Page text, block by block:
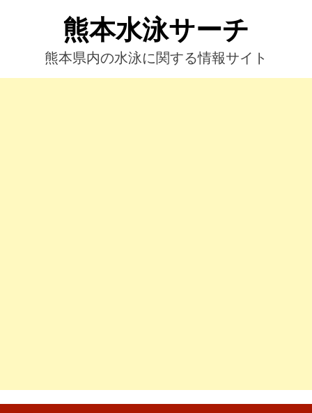
へ
熊本水泳サーチ
熊本県内の水泳に関する情報サイト